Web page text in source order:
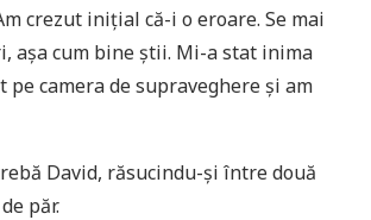
crezut inițial că-i o eroare. Se mai
așa cum bine știi. Mi-a stat inima
pe camera de supraveghere și am
David, răsucindu-și între două
păr.